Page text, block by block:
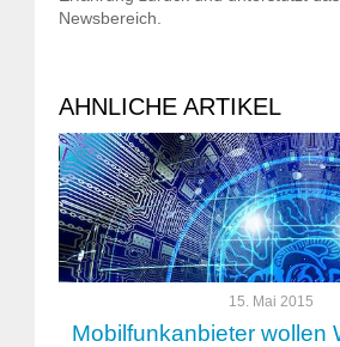
Newsbereich.
AHNLICHE ARTIKEL
15. Mai 2015
Mobilfunkanbieter wollen